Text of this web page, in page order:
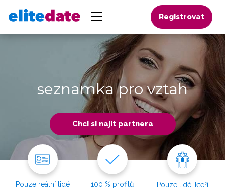
Registrovat
seznamka pro vztah
Chci si najít partnera
Pouze reální lidé
100 % profilů
Pouze lidé, kteří